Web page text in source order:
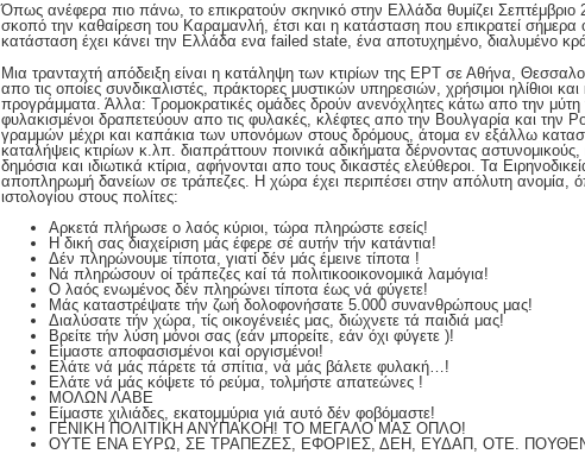
Όπως ανέφερα πιο πάνω, το επικρατούν σκηνικό στην Ελλάδα θυμίζει Σεπτέμβριο
σκοπό την καθαίρεση του Καραμανλή, έτσι και η κατάσταση που επικρατεί
κατάσταση έχει κάνει την Ελλάδα ενα failed state, ένα αποτυχημένο, διαλυμένο
Μια τρανταχτή απόδειξη είναι η κατάληψη των κτιρίων της ΕΡΤ σε Αθήνα,
απο τις οποίες συνδικαλιστές, πράκτορες μυστικών υπηρεσιών, χρήσιμοι ηλίθιοι
προγράμματα. Άλλα: Τρομοκρατικές ομάδες δρούν ανενόχλητες κάτω απο την
φυλακισμένοι δραπετεύουν απο τις φυλακές, κλέφτες απο την Βουλγαρία και την
γραμμών μέχρι και καπάκια των υπονόμων στους δρόμους, άτομα εν εξάλλω
καταλήψεις κτιρίων κ.λπ. διαπράττουν ποινικά αδικήματα δέρνοντας
δημόσια και ιδιωτικά κτίρια, αφήνονται απο τους δικαστές ελεύθεροι. Τα
αποπληρωμή δανείων σε τράπεζες. Η χώρα έχει περιπέσει στην απόλυτη ανομία,
ιστολογίου στους πολίτες:
Αρκετά πλήρωσε ο λαός κύριοι, τώρα πληρώστε εσείς!
Η δική σας διαχείριση μάς έφερε σέ αυτήν τήν κατάντια!
Δέν πληρώνουμε τίποτα, γιατί δέν μάς έμεινε τίποτα !
Νά πληρώσουν οί τράπεζες καί τά πολιτικοοικονομικά λαμόγια!
Ο λαός ενωμένος δέν πληρώνει τίποτα έως νά φύγετε!
Μάς καταστρέψατε τήν ζωή δολοφονήσατε 5.000 συνανθρώπους μας!
Διαλύσατε τήν χώρα, τίς οικογένειές μας, διώχνετε τά παιδιά μας!
Βρείτε τήν λύση μόνοι σας (εάν μπορείτε, εάν όχι φύγετε )!
Είμαστε αποφασισμένοι καί οργισμένοι!
Ελάτε νά μάς πάρετε τά σπίτια, νά μάς βάλετε φυλακή…!
Ελάτε νά μάς κόψετε τό ρεύμα, τολμήστε απατεώνες !
ΜΟΛΩΝ ΛΑΒΕ
Είμαστε χιλιάδες, εκατομμύρια γιά αυτό δέν φοβόμαστε!
ΓΕΝΙΚΗ ΠΟΛΙΤΙΚΗ ΑΝΥΠΑΚΟΗ! ΤΟ ΜΕΓΑΛΟ ΜΑΣ ΟΠΛΟ!
ΟΥΤΕ ΕΝΑ ΕΥΡΩ, ΣΕ ΤΡΑΠΕΖΕΣ, ΕΦΟΡΙΕΣ, ΔΕΗ, ΕΥΔΑΠ, ΟΤΕ.